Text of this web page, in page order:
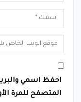
احفظ اسمي
المتصفح للمرة